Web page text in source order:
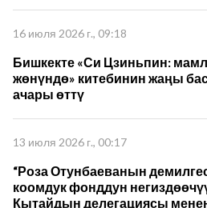
16 июля 2026 г., 09:18
Бишкекте «Си Цзиньпин:
жөнүндө» китебинин жаңы
ачары өттү
13 июля 2026 г., 00:17
“Роза Отунбаеванын
коомдук фонддун негиздөөчүү Роза
Кытайдын делегациясы